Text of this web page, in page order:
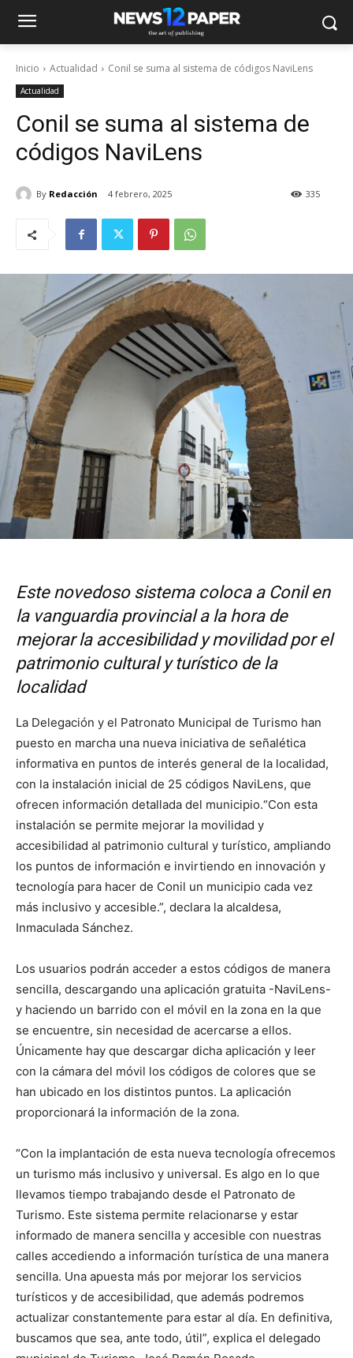
Inicio Actualidad Conil se suma al sistema de códigos NaviLens
Actualidad
Conil se suma al sistema de
códigos NaviLens
By Redacción 4 febrero, 2025 335
Este novedoso sistema coloca a Conil en
la vanguardia provincial a la hora de
mejorar la accesibilidad y movilidad por el
patrimonio cultural y turístico de la
localidad
La Delegación y el Patronato Municipal de Turismo han
puesto en marcha una nueva iniciativa de señalética
informativa en puntos de interés general de la localidad,
con la instalación inicial de 25 códigos NaviLens, que
ofrecen información detallada del municipio.“Con esta
instalación se permite mejorar la movilidad y
accesibilidad al patrimonio cultural y turístico, ampliando
los puntos de información e invirtiendo en innovación y
tecnología para hacer de Conil un municipio cada vez
más inclusivo y accesible.”, declara la alcaldesa,
Inmaculada Sánchez.
Los usuarios podrán acceder a estos códigos de manera
sencilla, descargando una aplicación gratuita -NaviLens-
y haciendo un barrido con el móvil en la zona en la que
se encuentre, sin necesidad de acercarse a ellos.
Únicamente hay que descargar dicha aplicación y leer
con la cámara del móvil los códigos de colores que se
han ubicado en los distintos puntos. La aplicación
proporcionará la información de la zona.
“Con la implantación de esta nueva tecnología ofrecemos
un turismo más inclusivo y universal. Es algo en lo que
llevamos tiempo trabajando desde el Patronato de
Turismo. Este sistema permite relacionarse y estar
informado de manera sencilla y accesible con nuestras
calles accediendo a información turística de una manera
sencilla. Una apuesta más por mejorar los servicios
turísticos y de accesibilidad, que además podremos
actualizar constantemente para estar al día. En definitiva,
buscamos que sea, ante todo, útil”, explica el delegado